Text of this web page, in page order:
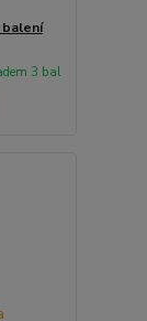
balení
3 bal